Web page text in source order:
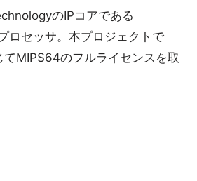
のIPコアである
ロセッサ。本プロジェクトで
MIPS64のフルライセンスを取